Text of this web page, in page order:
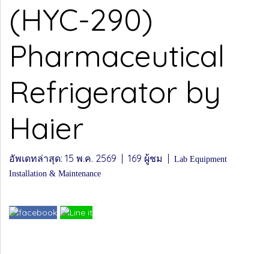
(HYC-290)
Pharmaceutical
Refrigerator by
Haier
อัพเดทล่าสุด: 15 พ.ค. 2569 169 ผู้ชม
Lab Equipment
Installation & Maintenance